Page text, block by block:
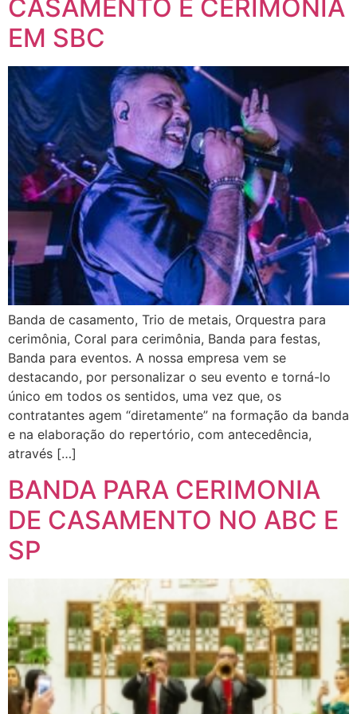
CASAMENTO E CERIMONIA
EM SBC
Banda de casamento, Trio de metais, Orquestra para
cerimônia, Coral para cerimônia, Banda para festas,
Banda para eventos. A nossa empresa vem se
destacando, por personalizar o seu evento e torná-lo
único em todos os sentidos, uma vez que, os
contratantes agem “diretamente” na formação da banda
e na elaboração do repertório, com antecedência,
através […]
BANDA PARA CERIMONIA
DE CASAMENTO NO ABC E
SP